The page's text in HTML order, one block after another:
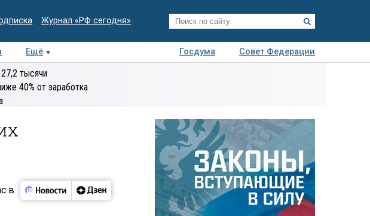
Журнал «РФ сегодня»
Ещё Госдума
Совет Федерации
экспертиза
тысячи
40% от заработка
в